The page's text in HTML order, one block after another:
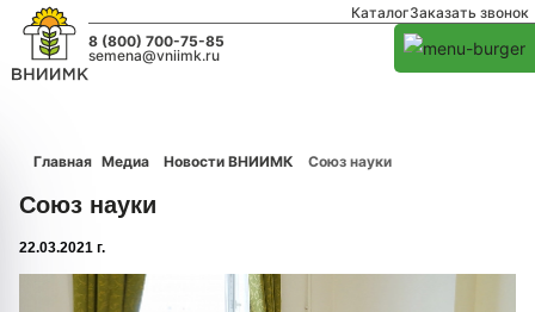
КаталогЗаказать звонок
8 (800) 700-75-85
semena@vniimk.ru
Главная Медиа Новости ВНИИМК Союз науки
Союз науки
22.03.2021 г.